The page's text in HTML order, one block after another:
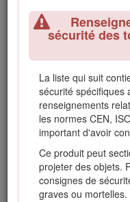
sécurité des
La liste qui suit
sécurité spécifiques
renseignements
les normes CEN,
important d'avoir
Ce produit peut
projeter des objets.
consignes de
graves ou mortelles.
doigts entre
pièces fixes
Attention,
cylindre/
Débrayez les
plateaux de
toutes les
nettoyer ou
Pour éviter